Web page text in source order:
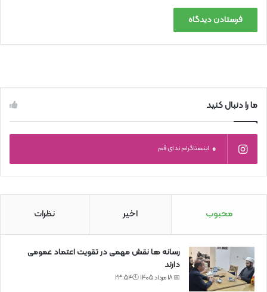
ما را دنبال کنید
0 اینستاگرام ندای قم
محبوب اخیر نظرات
رسانه ها نقش مهمی در تقویت اعتماد عمومی
دارند
📅 18 مرداد 1405 🕙23:54